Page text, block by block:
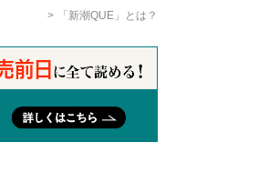
「新潮QUE」とは？